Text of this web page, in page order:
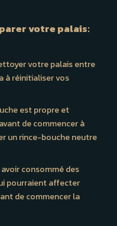
votre palais:
votre palais entre
à réinitialiser vos
est propre et
de commencer à
un rince-bouche neutre
consommé des
pourraient affecter
de commencer la